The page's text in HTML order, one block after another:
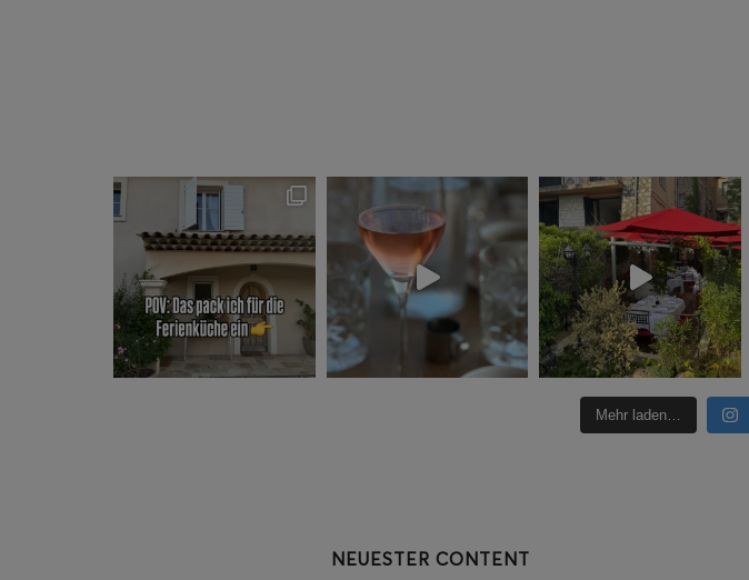
Mehr laden…
NEUESTER CONTENT